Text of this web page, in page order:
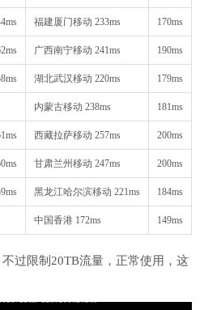
福建厦门移动 233ms 170ms
广西南宁移动 241ms 190ms
湖北武汉移动 220ms 179ms
内蒙古移动 238ms 181ms
西藏拉萨移动 257ms 200ms
甘肃兰州移动 247ms 200ms
黑龙江哈尔滨移动 221ms 184ms
中国香港 172ms 149ms
过限制20TB流量，正常使用，这